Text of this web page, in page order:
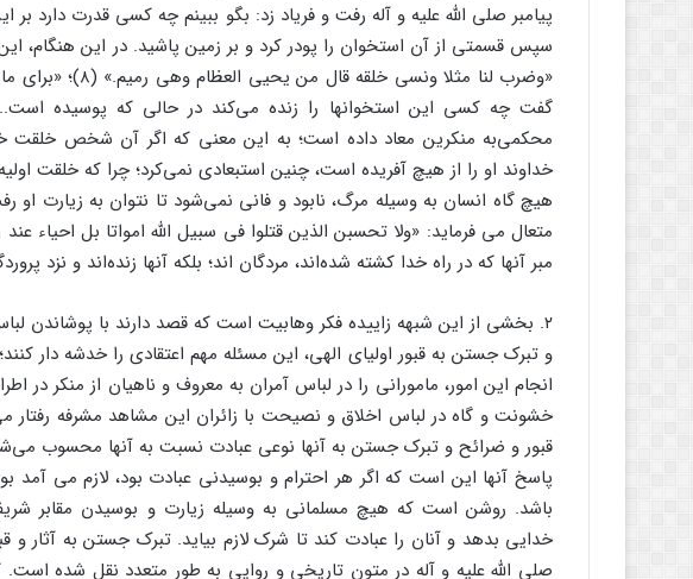
پیامبر صلی الله علیه و آله رفت و فریاد زد: بگو ببینم چه کسی قدرت دارد
سپس قسمتی از آن استخوان را پودر کرد و بر زمین پاشید. در این هنگام، این
«وضرب لنا مثلا ونسی
گفت چه کسی این استخوانها را زنده می‌کند در حالی که پوسیده
محکمی‌به منکرین معاد داده است؛ به این معنی که اگر آن شخص خلقت
خداوند او را از هیچ آفریده است، چنین استبعادی نمی‌کرد؛ چرا که خلقت
هیچ گاه انسان به وسیله مرگ، نابود و فانی نمی‌شود تا نتوان به زیارت او
مبر آنها که در راه خدا کشته شده‌اند، مردگان اند؛ بلکه آنها زنده‌اند و نزد
۲. بخشی از این شبهه زاییده فکر وهابیت است که قصد دارند با پوشاندن
و تبرک جستن به قبور اولیای الهی، این مسئله مهم اعتقادی را خدشه دار
انجام این امور، مامورانی را در لباس آمران به معروف و ناهیان از منکر در
خشونت و گاه در لباس اخلاق و نصیحت با زائران این مشاهد مشرفه رفتار
قبور و ضرائح و تبرک جستن به آنها نوعی عبادت نسبت به آنها محسوب
پاسخ آنها این است که اگر هر احترام و بوسیدنی عبادت بود، لازم می
باشد. روشن است که هیچ مسلمانی به وسیله زیارت و بوسیدن مقابر
خدایی بدهد و آنان را عبادت کند تا شرک لازم بیاید. تبرک جستن به آثار و
صلی الله علیه و آله در متون تاریخی و روایی به طور متعدد نقل شده است.